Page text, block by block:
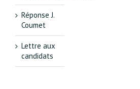
Réponse J.
Coumet
Lettre aux
candidats